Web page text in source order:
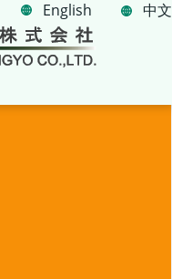
English 中文